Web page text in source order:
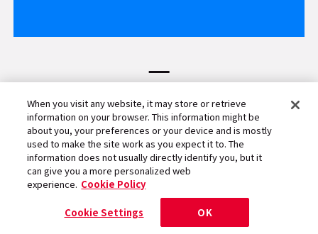
公式SNSをフォロー
ソニーミュージック公式SNSをフォローして
Cocotameの最新情報をチェック！
When you visit any website, it may store or retrieve
information on your browser. This information might be
about you, your preferences or your device and is mostly
used to make the site work as you expect it to. The
information does not usually directly identify you, but it
can give you a more personalized web
experience. Cookie Policy
Cookie Settings OK